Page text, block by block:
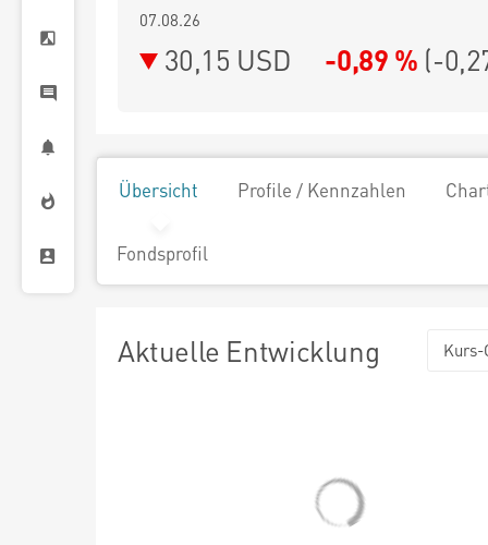
07.08.26
30,15 USD -0,89 % (-
Übersicht Profile / Kennzahlen
Fondsprofil
Aktuelle Entwicklung Kurs-